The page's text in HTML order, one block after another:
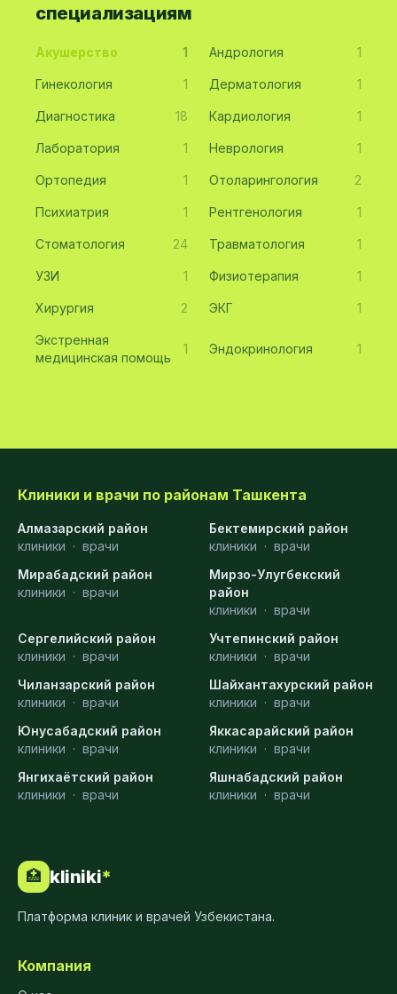
специализациям
Акушерство 1 Андрология 1
Гинекология 1 Дерматология 1
Диагностика 18 Кардиология 1
Лаборатория 1 Неврология 1
Ортопедия 1 Отоларингология 2
Психиатрия 1 Рентгенология 1
Стоматология 24 Травматология 1
УЗИ 1 Физиотерапия 1
Хирургия 2 ЭКГ 1
Экстренная
медицинская помощь
1 Эндокринология 1
Клиники и врачи по районам Ташкента
Алмазарский район
клиники · врачи
Бектемирский район
клиники · врачи
Мирабадский район
клиники · врачи
Мирзо-Улугбекский
район
клиники · врачи
Сергелийский район
клиники · врачи
Учтепинский район
клиники · врачи
Чиланзарский район
клиники · врачи
Шайхантахурский район
клиники · врачи
Юнусабадский район
клиники · врачи
Яккасарайский район
клиники · врачи
Янгихаётский район
клиники · врачи
Яшнабадский район
клиники · врачи
🏥 kliniki*
Платформа клиник и врачей Узбекистана.
Компания